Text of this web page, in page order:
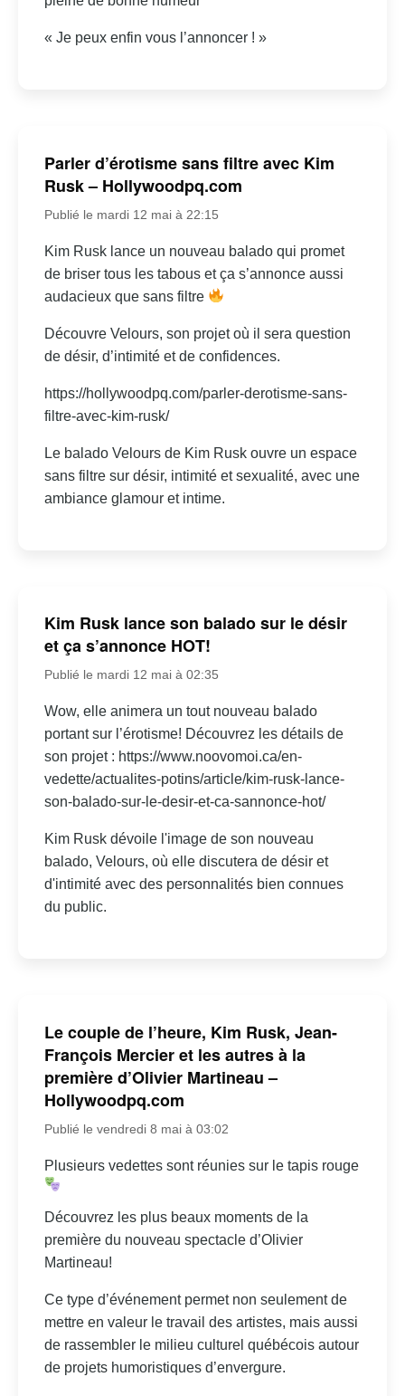
« Je peux enfin vous l’annoncer ! »
Parler d’érotisme sans filtre avec Kim
Rusk – Hollywoodpq.com
Publié le mardi 12 mai à 22:15
Kim Rusk lance un nouveau balado qui promet
de briser tous les tabous et ça s’annonce aussi
audacieux que sans filtre
Découvre Velours, son projet où il sera question
de désir, d’intimité et de confidences.
https://hollywoodpq.com/parler-derotisme-sans-
filtre-avec-kim-rusk/
Le balado Velours de Kim Rusk ouvre un espace
sans filtre sur désir, intimité et sexualité, avec une
ambiance glamour et intime.
Kim Rusk lance son balado sur le désir
et ça s’annonce HOT!
Publié le mardi 12 mai à 02:35
Wow, elle animera un tout nouveau balado
portant sur l’érotisme! Découvrez les détails de
son projet : https://www.noovomoi.ca/en-
vedette/actualites-potins/article/kim-rusk-lance-
son-balado-sur-le-desir-et-ca-sannonce-hot/
Kim Rusk dévoile l'image de son nouveau
balado, Velours, où elle discutera de désir et
d'intimité avec des personnalités bien connues
du public.
Le couple de l’heure, Kim Rusk, Jean-
François Mercier et les autres à la
première d’Olivier Martineau –
Hollywoodpq.com
Publié le vendredi 8 mai à 03:02
Plusieurs vedettes sont réunies sur le tapis rouge
Découvrez les plus beaux moments de la
première du nouveau spectacle d’Olivier
Martineau!
Ce type d’événement permet non seulement de
mettre en valeur le travail des artistes, mais aussi
de rassembler le milieu culturel québécois autour
de projets humoristiques d’envergure.